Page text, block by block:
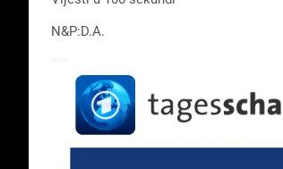
N&P:D.A.